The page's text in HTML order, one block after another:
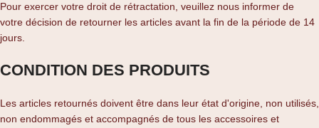
Pour exercer votre droit de rétractation, veuillez nous informer de
votre décision de retourner les articles avant la fin de la période de 14
jours.
CONDITION DES PRODUITS
Les articles retournés doivent être dans leur état d'origine, non utilisés,
non endommagés et accompagnés de tous les accessoires et